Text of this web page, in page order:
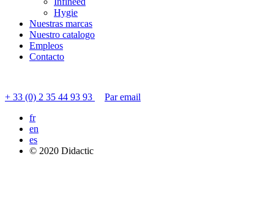
Hygie
Nuestras marcas
Nuestro catalogo
Empleos
Contacto
+ 33 (0) 2 35 44 93 93
Par email
fr
en
es
© 2020 Didactic